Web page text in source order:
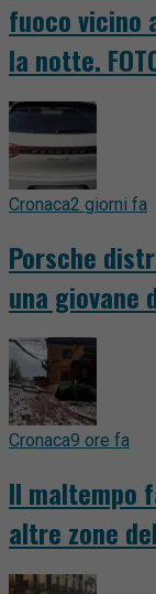
fuoco vicino
la notte.
Cronaca2 giorni fa
Porsche
una giovane
Cronaca9 ore fa
Il maltempo
altre zone